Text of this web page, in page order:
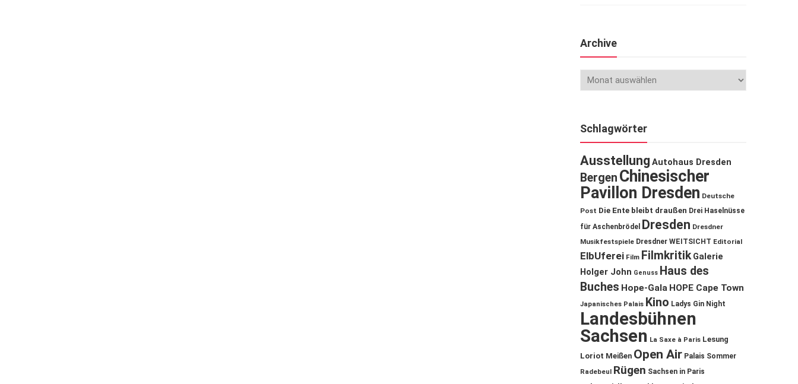
Archive
Schlagwörter
Ausstellung Autohaus Dresden
Bergen Chinesischer
Pavillon Dresden Deutsche
Post Die Ente bleibt draußen Drei Haselnüsse
für Aschenbrödel
Dresden Dresdner
Musikfestspiele Dresdner WEITSICHT Editorial
ElbUferei Film Filmkritik Galerie
Holger John Genuss Haus des
Buches Hope-Gala HOPE Cape Town
Japanisches Palais Kino Ladys Gin Night
Landesbühnen
Sachsen La Saxe à Paris Lesung
Loriot Meißen Open Air Palais Sommer
Radebeul Rügen Sachsen in Paris